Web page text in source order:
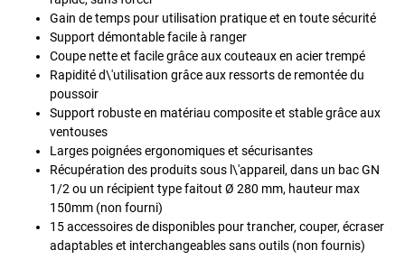
Gain de temps pour utilisation pratique et en toute sécurité
Support démontable facile à ranger
Coupe nette et facile grâce aux couteaux en acier trempé
Rapidité d\'utilisation grâce aux ressorts de remontée du
poussoir
Support robuste en matériau composite et stable grâce aux
ventouses
Larges poignées ergonomiques et sécurisantes
Récupération des produits sous l\'appareil, dans un bac GN
1/2 ou un récipient type faitout Ø 280 mm, hauteur max
150mm (non fourni)
15 accessoires de disponibles pour trancher, couper, écraser
adaptables et interchangeables sans outils (non fournis)